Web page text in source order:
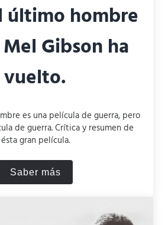
último hombre
Gibson ha
vuelto.
es una película de guerra, pero
de guerra. Crítica y resumen de
ésta gran película.
Saber másHasta el último hombre